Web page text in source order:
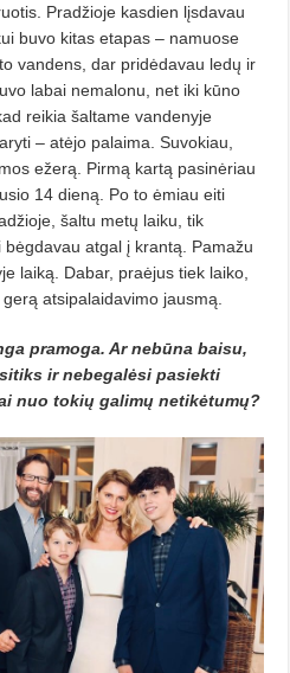
Pradžioje kasdien lįsdavau
buvo kitas etapas – namuose
vandens, dar pridėdavau ledų ir
labai nemalonu, net iki kūno
reikia šaltame vandenyje
– atėjo palaima. Suvokiau,
ežerą. Pirmą kartą pasinėriau
14 dieną. Po to ėmiau eiti
šaltu metų laiku, tik
atgal į krantą. Pamažu
laiką. Dabar, praėjus tiek laiko,
atsipalaidavimo jausmą.
pramoga. Ar nebūna baisu,
ir nebegalėsi pasiekti
nuo tokių galimų netikėtumų?